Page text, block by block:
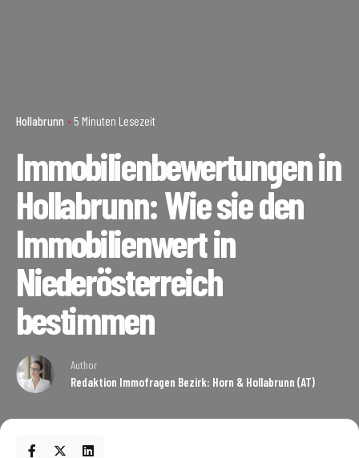
Hollabrunn 5 Minuten Lesezeit
Immobilienbewertungen in
Hollabrunn: Wie sie den
Immobilienwert in
Niederösterreich
bestimmen
Author
Redaktion Immofragen Bezirk: Horn & Hollabrunn (AT)